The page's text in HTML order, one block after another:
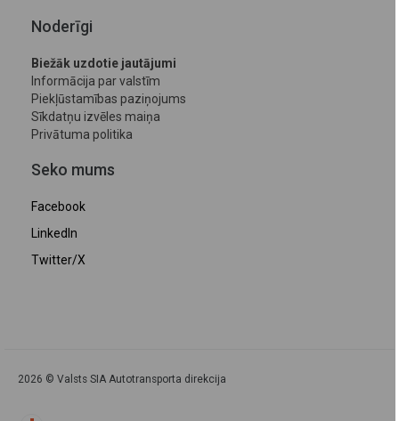
Noderīgi
Biežāk uzdotie jautājumi
Informācija par valstīm
Piekļūstamības paziņojums
Sīkdatņu izvēles maiņa
Privātuma politika
Seko mums
Facebook
LinkedIn
Twitter/X
2026 © Valsts SIA Autotransporta direkcija